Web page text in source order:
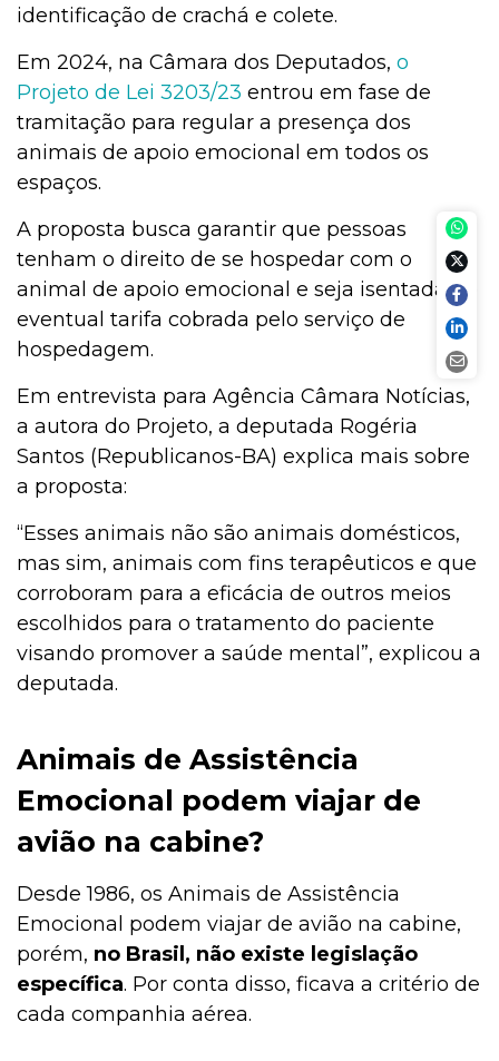
identificação de crachá e colete.
Em 2024, na Câmara dos Deputados, o
Projeto de Lei 3203/23 entrou em fase de
tramitação para regular a presença dos
animais de apoio emocional em todos os
espaços.
A proposta busca garantir que pessoas
tenham o direito de se hospedar com o
animal de apoio emocional e seja isentada de
eventual tarifa cobrada pelo serviço de
hospedagem.
Em entrevista para Agência Câmara Notícias,
a autora do Projeto, a deputada Rogéria
Santos (Republicanos-BA) explica mais sobre
a proposta:
“Esses animais não são animais domésticos,
mas sim, animais com fins terapêuticos e que
corroboram para a eficácia de outros meios
escolhidos para o tratamento do paciente
visando promover a saúde mental”, explicou a
deputada.
Animais de Assistência
Emocional podem viajar de
avião na cabine?
Desde 1986, os Animais de Assistência
Emocional podem viajar de avião na cabine,
porém, no Brasil, não existe legislação
específica. Por conta disso, ficava a critério de
cada companhia aérea.